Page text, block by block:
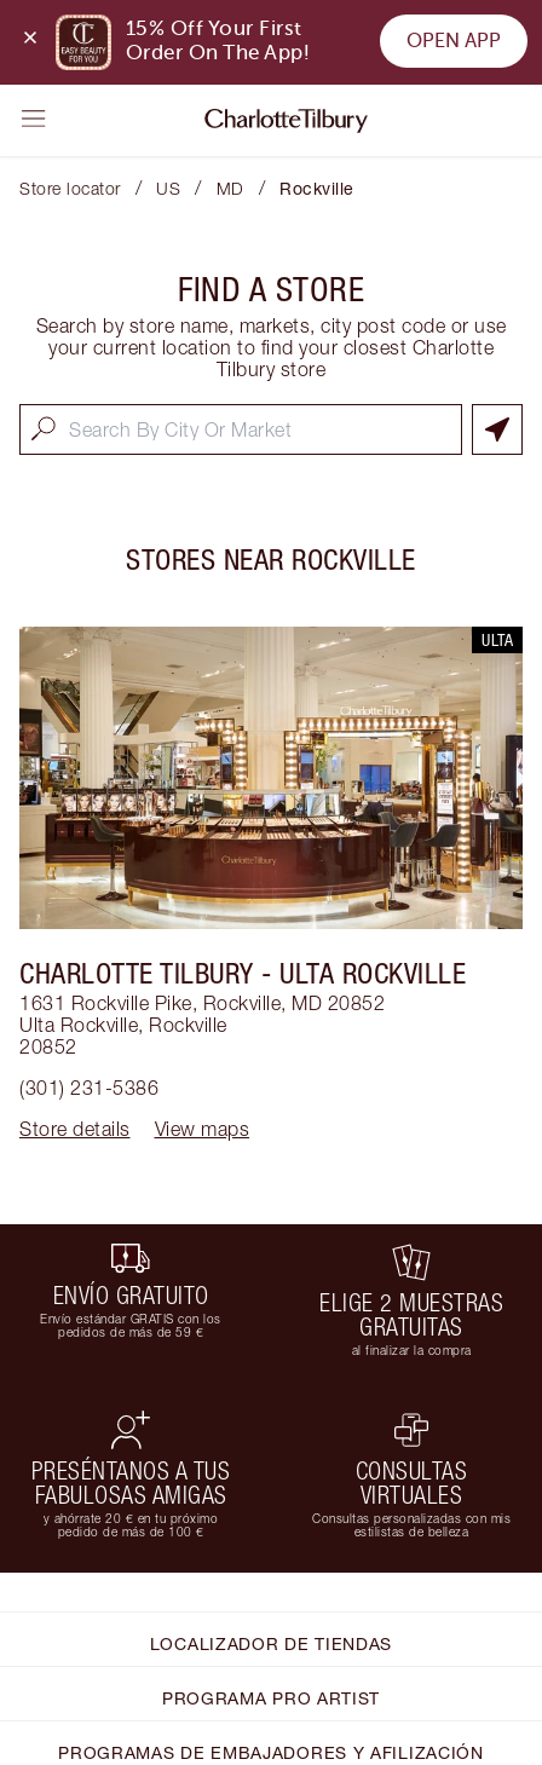
15% Off Your First
Order On The App!
OPEN APP
Store locator / US / MD / Rockville
FIND A STORE
Search by store name, markets, city post code or use
your current location to find your closest Charlotte
Tilbury store
STORES NEAR ROCKVILLE
ULTA
CHARLOTTE TILBURY - ULTA ROCKVILLE
1631 Rockville Pike, Rockville, MD 20852
Ulta Rockville, Rockville
20852
(301) 231-5386
Store details
View maps
ENVÍO GRATUITO
Envío estándar GRATIS con los
pedidos de más de 59 €
ELIGE 2 MUESTRAS
GRATUITAS
al finalizar la compra
PRESÉNTANOS A TUS
FABULOSAS AMIGAS
y ahórrate 20 € en tu próximo
pedido de más de 100 €
CONSULTAS
VIRTUALES
Consultas personalizadas con mis
estilistas de belleza
LOCALIZADOR DE TIENDAS
PROGRAMA PRO ARTIST
PROGRAMAS DE EMBAJADORES Y AFILIZACIÓN